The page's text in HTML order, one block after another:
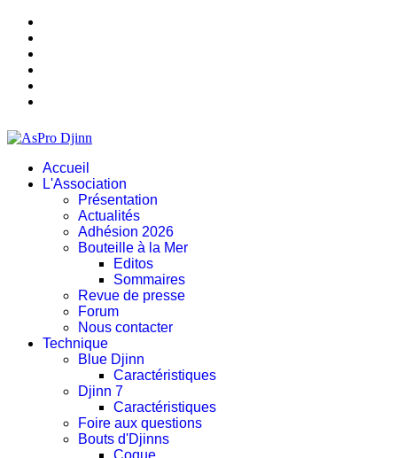
Accueil
L'Association
Présentation
Actualités
Adhésion 2026
Bouteille à la Mer
Editos
Sommaires
Revue de presse
Forum
Nous contacter
Technique
Blue Djinn
Caractéristiques
Djinn 7
Caractéristiques
Foire aux questions
Bouts d'Djinns
Coque